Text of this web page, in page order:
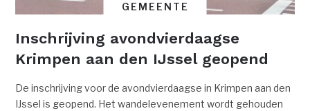
GEMEENTE
Inschrijving avondvierdaagse
Krimpen aan den IJssel geopend
De inschrijving voor de avondvierdaagse in Krimpen aan den
IJssel is geopend. Het wandelevenement wordt gehouden